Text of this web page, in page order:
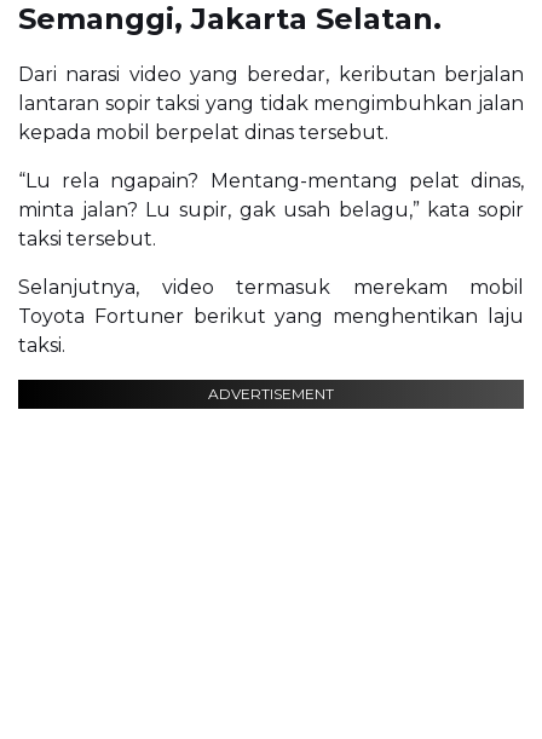
Semanggi, Jakarta Selatan.
Dari narasi video yang beredar, keributan berjalan
lantaran sopir taksi yang tidak mengimbuhkan jalan
kepada mobil berpelat dinas tersebut.
“Lu rela ngapain? Mentang-mentang pelat dinas,
minta jalan? Lu supir, gak usah belagu,” kata sopir
taksi tersebut.
Selanjutnya, video termasuk merekam mobil
Toyota Fortuner berikut yang menghentikan laju
taksi.
ADVERTISEMENT